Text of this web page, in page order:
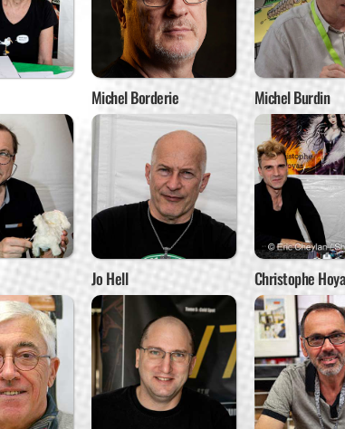
Michel Borderie Michel Burdin
Jo Hell Christophe